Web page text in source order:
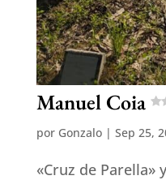
Manuel Coia
por Gonzalo| Sep 25,
«Cruz de Parella»